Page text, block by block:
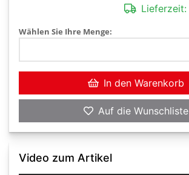
Lieferzeit:
Wählen Sie Ihre Menge:
In den Warenkorb
Auf die Wunschliste
Video zum Artikel